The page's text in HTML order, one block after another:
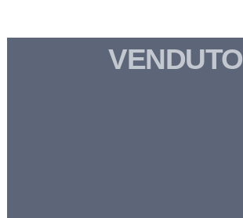
VENDUTO